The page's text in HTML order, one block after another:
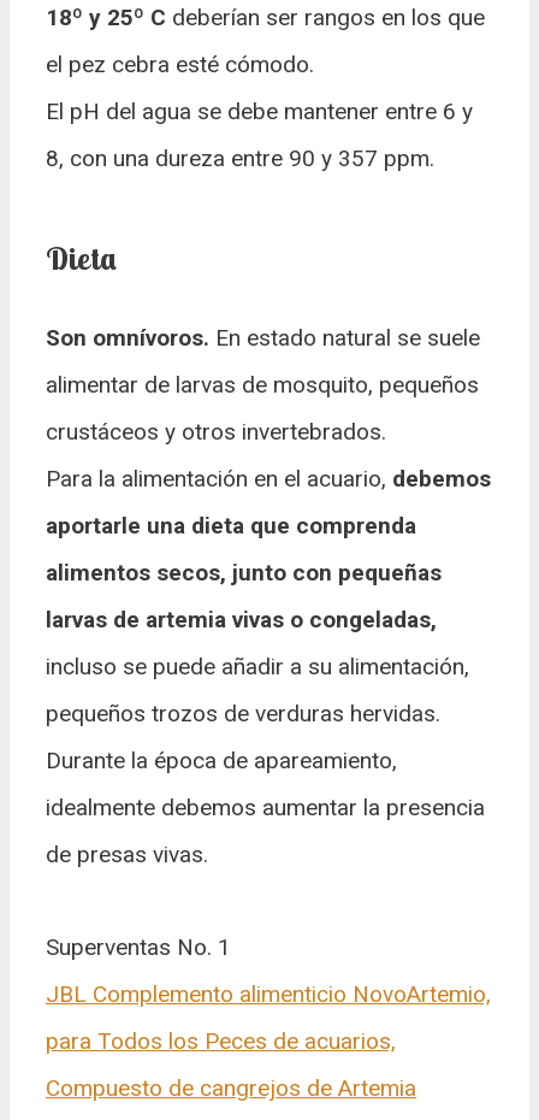
18º y 25º C deberían ser rangos en los que
el pez cebra esté cómodo.
El pH del agua se debe mantener entre 6 y
8, con una dureza entre 90 y 357 ppm.
Dieta
Son omnívoros. En estado natural se suele
alimentar de larvas de mosquito, pequeños
crustáceos y otros invertebrados.
Para la alimentación en el acuario, debemos
aportarle una dieta que comprenda
alimentos secos, junto con pequeñas
larvas de artemia vivas o congeladas,
incluso se puede añadir a su alimentación,
pequeños trozos de verduras hervidas.
Durante la época de apareamiento,
idealmente debemos aumentar la presencia
de presas vivas.
Superventas No. 1
JBL Complemento alimenticio NovoArtemio,
para Todos los Peces de acuarios,
Compuesto de cangrejos de Artemia